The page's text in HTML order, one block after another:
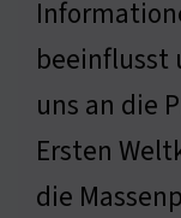
beeinflusst
uns an die
Ersten
die